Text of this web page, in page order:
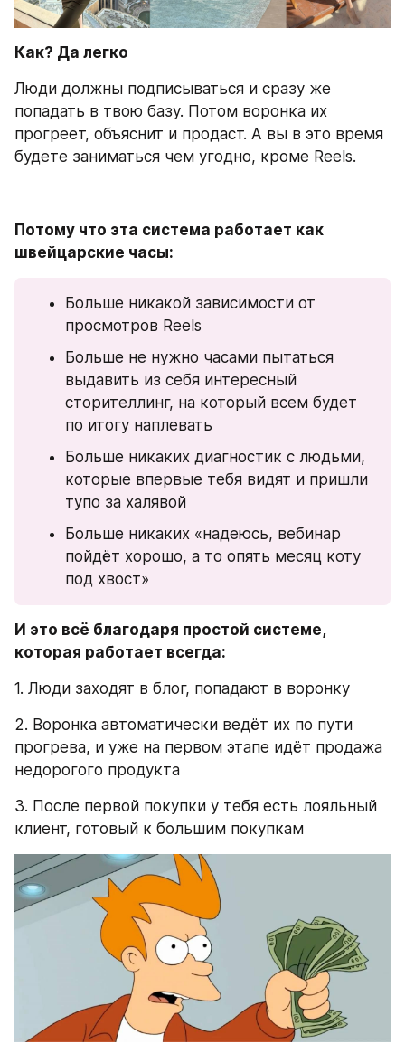
Как? Да легко
Люди должны подписываться и сразу же
попадать в твою базу. Потом воронка их
прогреет, объяснит и продаст. А вы в это время
будете заниматься чем угодно, кроме Reels.
Потому что эта система работает как
швейцарские часы:
Больше никакой зависимости от
просмотров Reels
Больше не нужно часами пытаться
выдавить из себя интересный
сторителлинг, на который всем будет
по итогу наплевать
Больше никаких диагностик с людьми,
которые впервые тебя видят и пришли
тупо за халявой
Больше никаких «надеюсь, вебинар
пойдёт хорошо, а то опять месяц коту
под хвост»
И это всё благодаря простой системе,
которая работает всегда:
1. Люди заходят в блог, попадают в воронку
2. Воронка автоматически ведёт их по пути
прогрева, и уже на первом этапе идёт продажа
недорогого продукта
3. После первой покупки у тебя есть лояльный
клиент, готовый к большим покупкам